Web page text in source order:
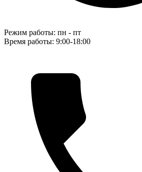
Режим работы: пн - пт
Время работы: 9:00-18:00